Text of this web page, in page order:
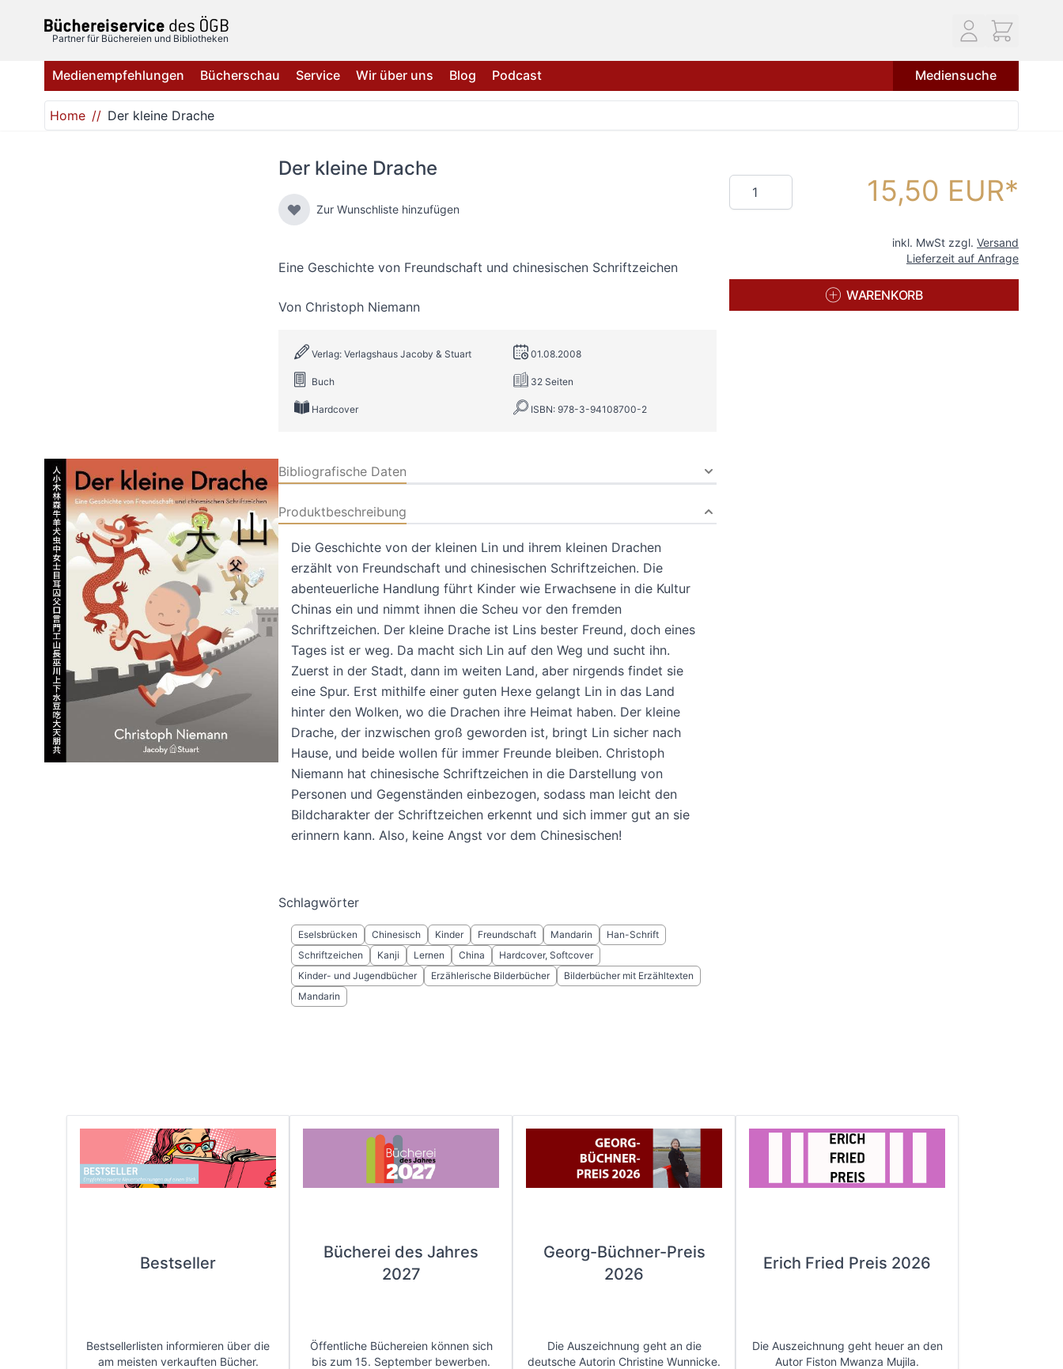
Partner für Büchereien und Bibliotheken
Medienempfehlungen Bücherschau Service Wir über uns Blog Podcast Mediensuche
Home Der kleine Drache
Der kleine Drache
Zur Wunschliste hinzufügen
Eine Geschichte von Freundschaft und chinesischen Schriftzeichen
Von Christoph Niemann
Verlag: Verlagshaus Jacoby & Stuart 01.08.2008
Buch 32 Seiten
Hardcover ISBN: 978-3-94108700-2
Bibliografische Daten
Produktbeschreibung
Die Geschichte von der kleinen Lin und ihrem kleinen Drachen
erzählt von Freundschaft und chinesischen Schriftzeichen. Die
abenteuerliche Handlung führt Kinder wie Erwachsene in die Kultur
Chinas ein und nimmt ihnen die Scheu vor den fremden
Schriftzeichen. Der kleine Drache ist Lins bester Freund, doch eines
Tages ist er weg. Da macht sich Lin auf den Weg und sucht ihn.
Zuerst in der Stadt, dann im weiten Land, aber nirgends findet sie
eine Spur. Erst mithilfe einer guten Hexe gelangt Lin in das Land
hinter den Wolken, wo die Drachen ihre Heimat haben. Der kleine
Drache, der inzwischen groß geworden ist, bringt Lin sicher nach
Hause, und beide wollen für immer Freunde bleiben. Christoph
Niemann hat chinesische Schriftzeichen in die Darstellung von
Personen und Gegenständen einbezogen, sodass man leicht den
Bildcharakter der Schriftzeichen erkennt und sich immer gut an sie
erinnern kann. Also, keine Angst vor dem Chinesischen!
Schlagwörter
Eselsbrücken Chinesisch Kinder Freundschaft Mandarin
Han-Schrift
Schriftzeichen
Kanji Lernen China
Hardcover, Softcover
Kinder- und Jugendbücher
Erzählerische Bilderbücher
Bilderbücher mit Erzähltexten
Mandarin
Menge 15,50 EUR
inkl. MwSt zzgl. Versand
Lieferzeit auf Anfrage
WARENKORB
Bestseller
Bestsellerlisten informieren über die
am meisten verkauften Bücher.
Bücherei des Jahres
2027
Öffentliche Büchereien können sich
bis zum 15. September bewerben.
Georg-Büchner-Preis
2026
Die Auszeichnung geht an die
deutsche Autorin Christine Wunnicke.
Erich Fried Preis 2026
Die Auszeichnung geht heuer an den
Autor Fiston Mwanza Mujila.